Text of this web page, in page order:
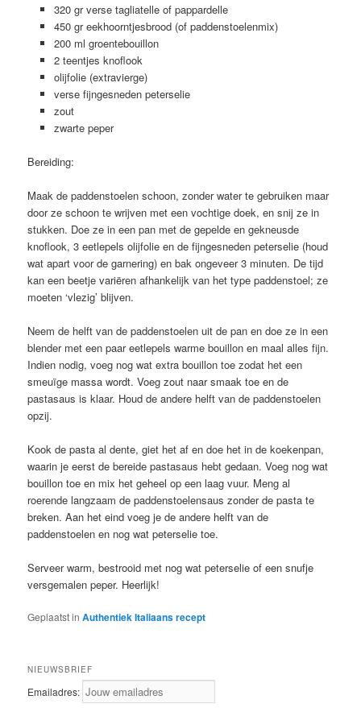
320 gr verse tagliatelle of pappardelle
450 gr eekhoorntjesbrood (of paddenstoelenmix)
200 ml groentebouillon
2 teentjes knoflook
olijfolie (extravierge)
verse fijngesneden peterselie
zout
zwarte peper
Bereiding:
Maak de paddenstoelen schoon, zonder water te gebruiken maar
door ze schoon te wrijven met een vochtige doek, en snij ze in
stukken. Doe ze in een pan met de gepelde en gekneusde
knoflook, 3 eetlepels olijfolie en de fijngesneden peterselie (houd
wat apart voor de garnering) en bak ongeveer 3 minuten. De tijd
kan een beetje variëren afhankelijk van het type paddenstoel; ze
moeten ‘vlezig’ blijven.
Neem de helft van de paddenstoelen uit de pan en doe ze in een
blender met een paar eetlepels warme bouillon en maal alles fijn.
Indien nodig, voeg nog wat extra bouillon toe zodat het een
smeuïge massa wordt. Voeg zout naar smaak toe en de
pastasaus is klaar. Houd de andere helft van de paddenstoelen
opzij.
Kook de pasta al dente, giet het af en doe het in de koekenpan,
waarin je eerst de bereide pastasaus hebt gedaan. Voeg nog wat
bouillon toe en mix het geheel op een laag vuur. Meng al
roerende langzaam de paddenstoelensaus zonder de pasta te
breken. Aan het eind voeg je de andere helft van de
paddenstoelen en nog wat peterselie toe.
Serveer warm, bestrooid met nog wat peterselie of een snufje
versgemalen peper. Heerlijk!
Geplaatst in Authentiek Italiaans recept
NIEUWSBRIEF
Emailadres: